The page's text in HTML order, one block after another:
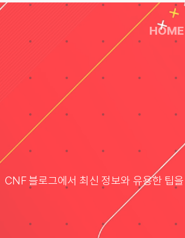
HOME
CNF 블로그에서 최신 정보와 유용한 팁